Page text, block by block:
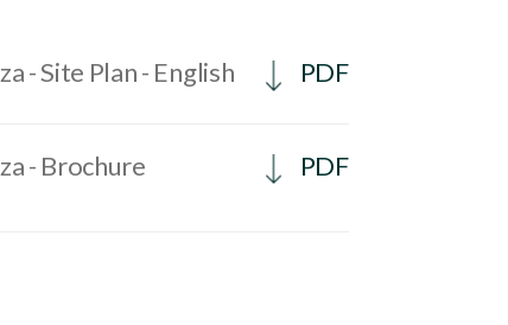
- Site Plan - English PDF
- Brochure PDF